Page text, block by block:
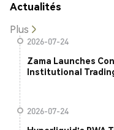
Actualités
Plus
2026-07-24
Zama Launches
Institutional
2026-07-24